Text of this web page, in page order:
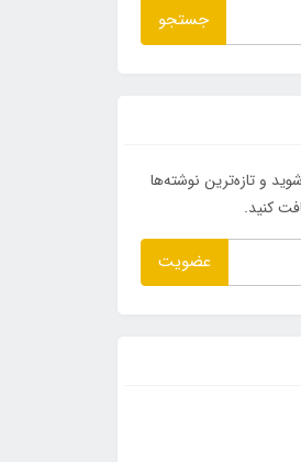
جستجو
و تازه‌ترین نوشته‌ها
کنید.
عضویت